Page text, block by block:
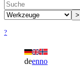
>
?
deenno